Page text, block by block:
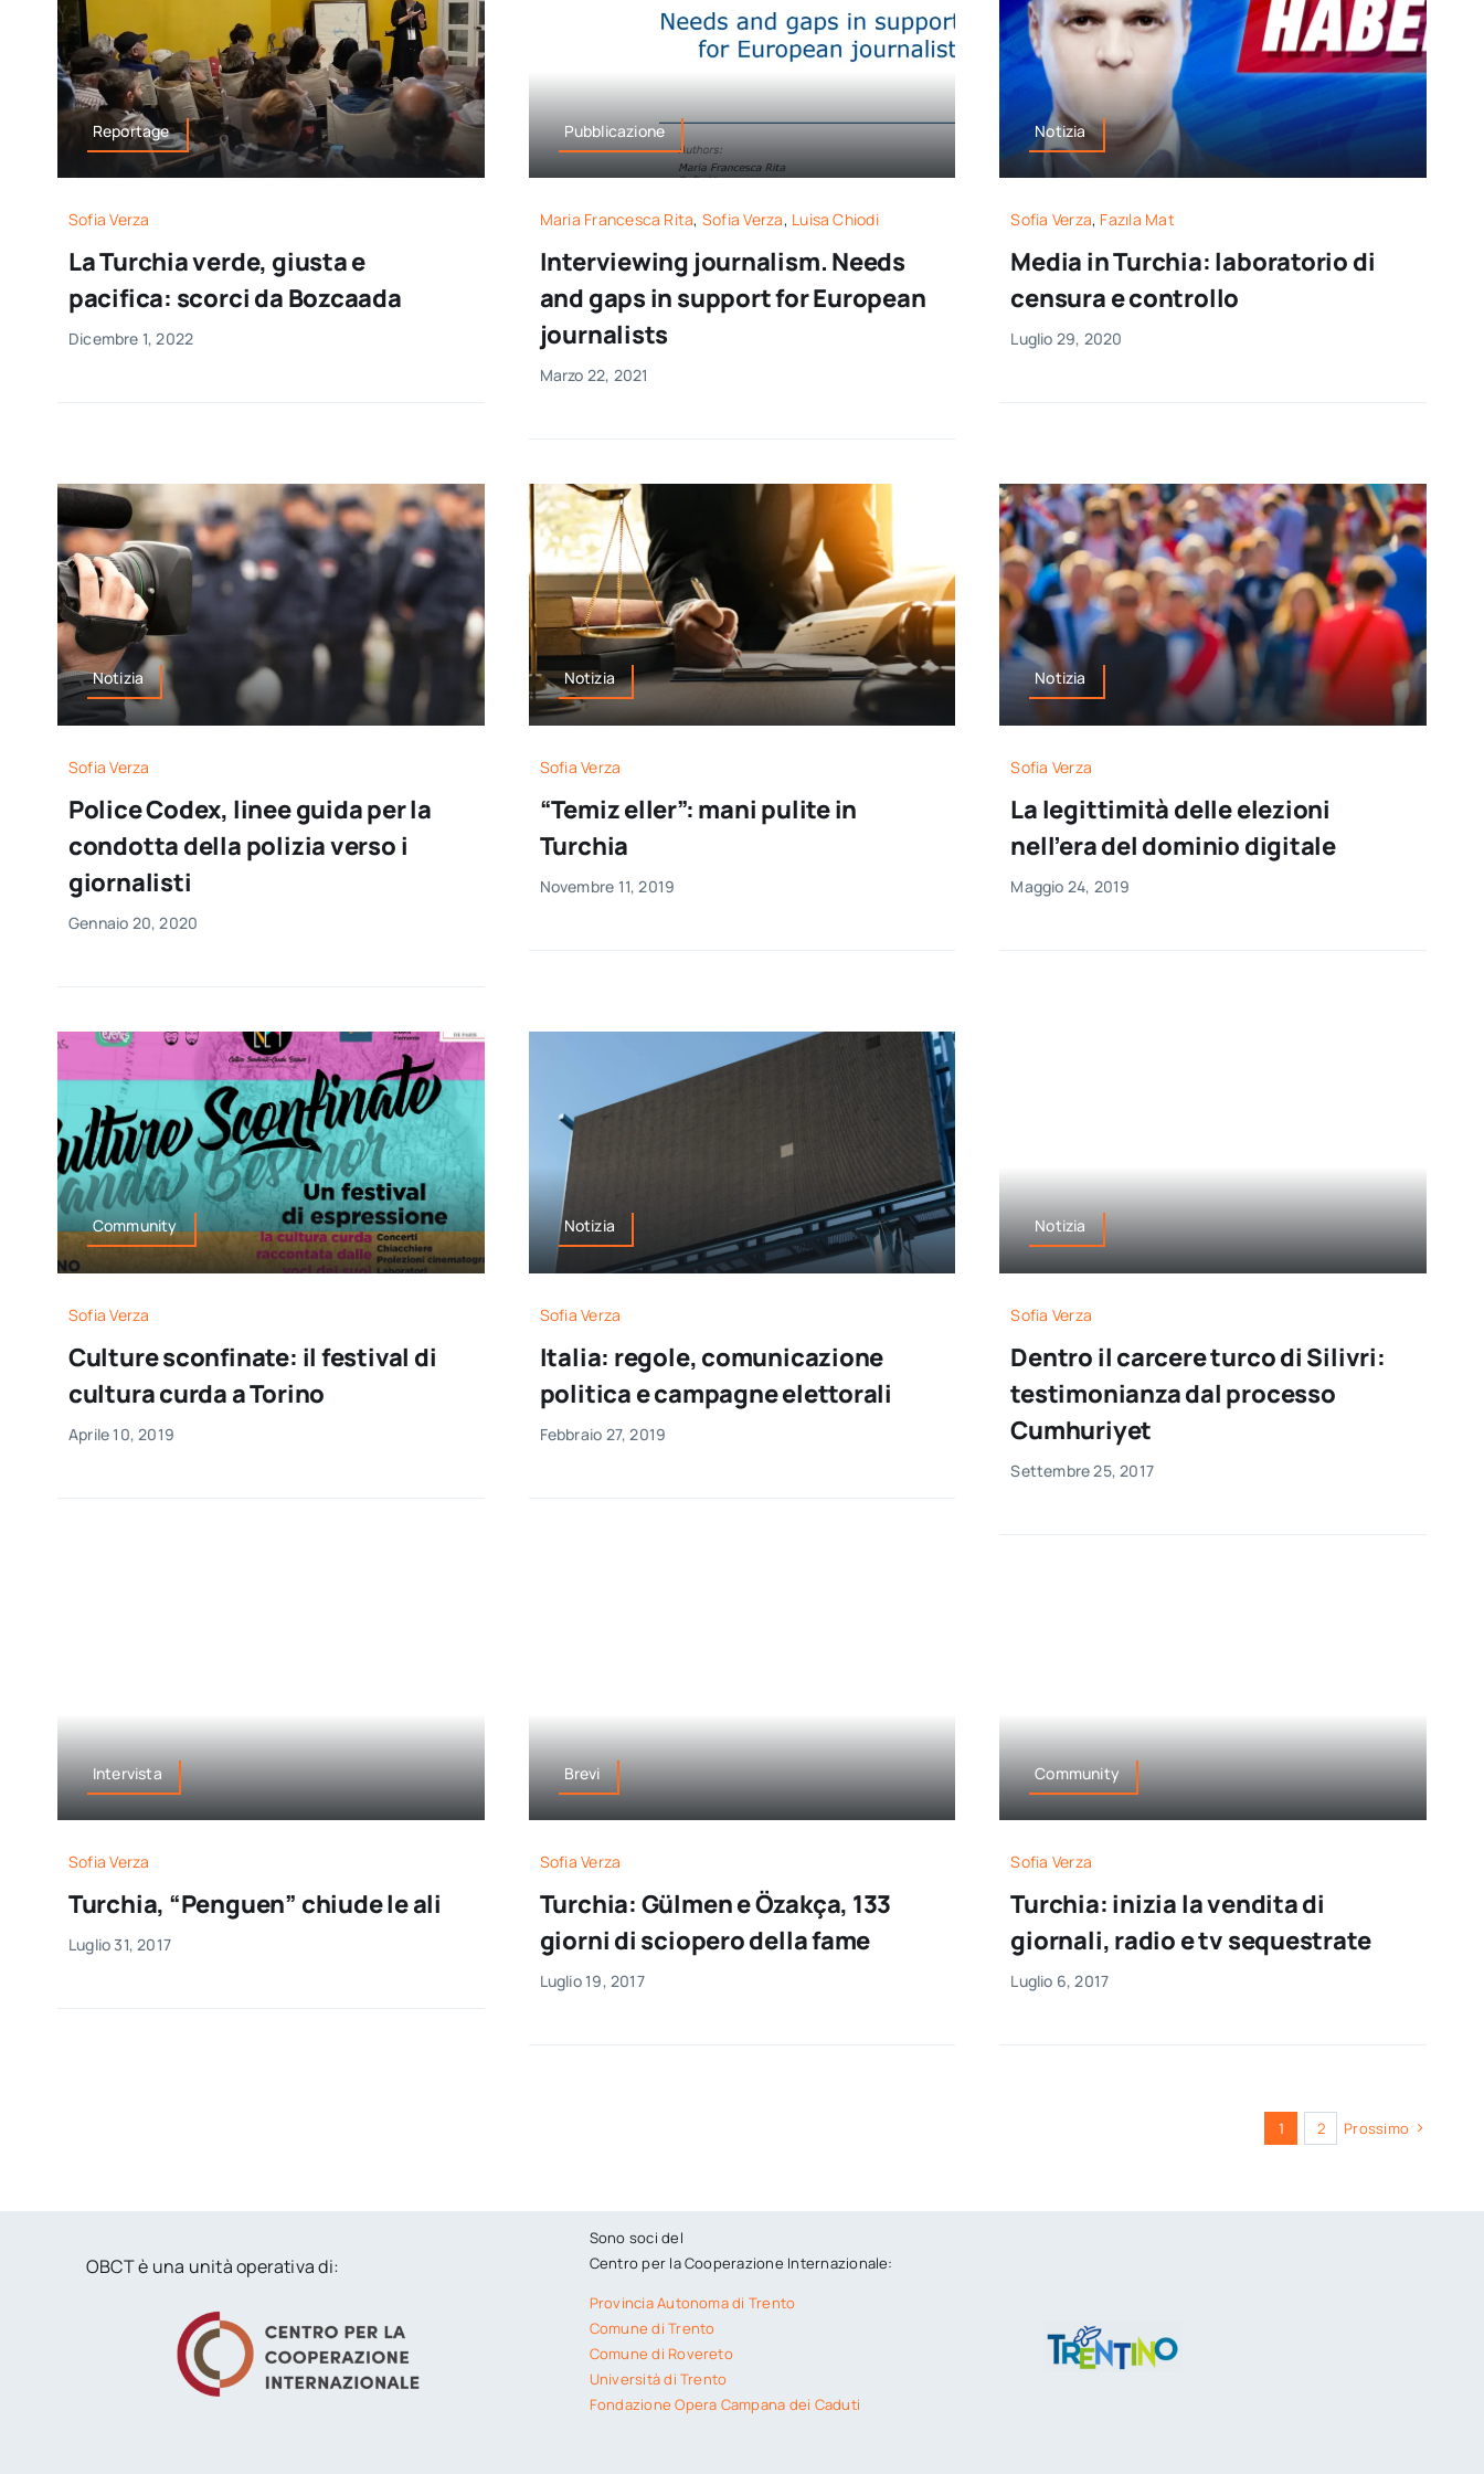
Reportage
Sofia Verza
La Turchia verde, giusta e
pacifica: scorci da Bozcaada
Dicembre 1, 2022
Pubblicazione
Maria Francesca Rita, Sofia Verza, Luisa Chiodi
Interviewing journalism. Needs
and gaps in support for European
journalists
Marzo 22, 2021
Notizia
Sofia Verza, Fazıla Mat
Media in Turchia: laboratorio di
censura e controllo
Luglio 29, 2020
Notizia
Sofia Verza
Police Codex, linee guida per la
condotta della polizia verso i
giornalisti
Gennaio 20, 2020
Notizia
Sofia Verza
“Temiz eller”: mani pulite in
Turchia
Novembre 11, 2019
Notizia
Sofia Verza
La legittimità delle elezioni
nell’era del dominio digitale
Maggio 24, 2019
Community
Sofia Verza
Culture sconfinate: il festival di
cultura curda a Torino
Aprile 10, 2019
Notizia
Sofia Verza
Italia: regole, comunicazione
politica e campagne elettorali
Febbraio 27, 2019
Notizia
Sofia Verza
Dentro il carcere turco di Silivri:
testimonianza dal processo
Cumhuriyet
Settembre 25, 2017
Intervista
Sofia Verza
Turchia, “Penguen” chiude le ali
Luglio 31, 2017
Brevi
Sofia Verza
Turchia: Gülmen e Özakça, 133
giorni di sciopero della fame
Luglio 19, 2017
Community
Sofia Verza
Turchia: inizia la vendita di
giornali, radio e tv sequestrate
Luglio 6, 2017
1 2 Prossimo
OBCT è una unità operativa di:
Sono soci del
Centro per la Cooperazione Internazionale:
Provincia Autonoma di Trento
Comune di Trento
Comune di Rovereto
Università di Trento
Fondazione Opera Campana dei Caduti